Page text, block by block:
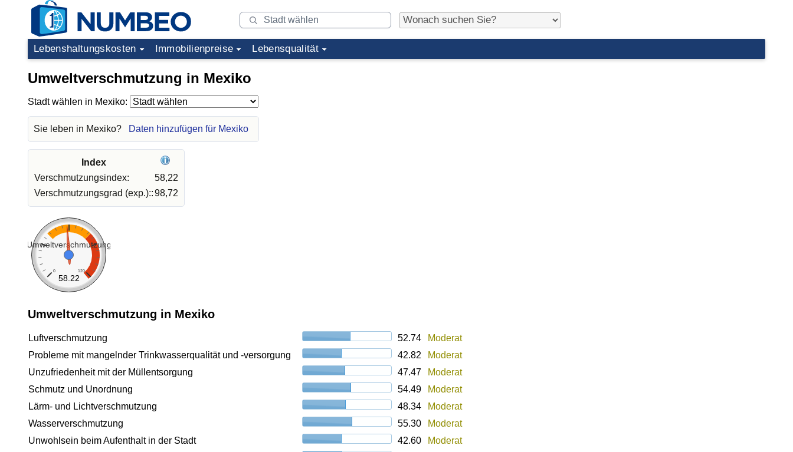
Lebenshaltungskosten Immobilienpreise Lebensqualität
Umweltverschmutzung in Mexiko
Stadt wählen in Mexiko:
Sie leben in Mexiko? Daten hinzufügen für Mexiko
Index
Verschmutzungsindex:
58,22
Verschmutzungsgrad (exp.)::98,72
Umweltverschmutzung
0 120
58.22
Umweltverschmutzung in Mexiko
Luftverschmutzung 52.74
Moderat
Probleme mit mangelnder Trinkwasserqualität und -versorgung
42.82
Moderat
Unzufriedenheit mit der Müllentsorgung
47.47
Moderat
Schmutz und Unordnung
54.49
Moderat
Lärm- und Lichtverschmutzung
48.34
Moderat
Wasserverschmutzung
55.30
Moderat
Unwohlsein beim Aufenthalt in der Stadt
42.60
Moderat